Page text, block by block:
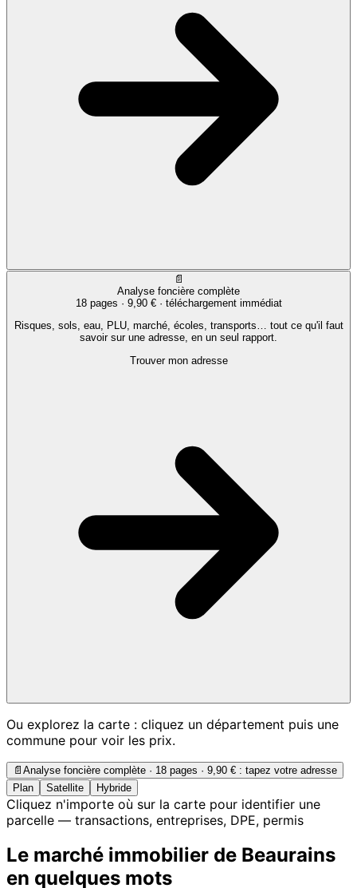
📄
Analyse foncière complète
18 pages · 9,90 €· téléchargement immédiat
Risques, sols, eau, PLU, marché, écoles, transports… tout ce qu'il faut
savoir sur une adresse, en un seul rapport.
Trouver mon adresse
Ou explorez la carte : cliquez un département puis une
commune pour voir les prix.
📄 Analyse foncière complète · 18 pages · 9,90 € : tapez votre adresse
Plan
Satellite Hybride
Cliquez n'importe où sur la carte pour identifier une
parcelle — transactions, entreprises, DPE, permis
Le marché immobilier de Beaurains
en quelques mots